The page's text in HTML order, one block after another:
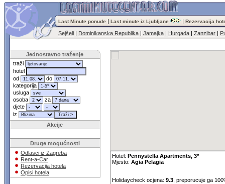
Last Minute ponude | Last minute iz Ljubljane | Rezervacija
Sejšeli | Dominikanska Republika | Jamajka | Hurgada | Zanzibar |
Jednostavno traženje
traži
hotel
od
do
kategorija
usluga
osoba
za
djete
iz
Akcije
Druge mogućnosti
Odlasci iz Zagreba
Rent-a-Car
Rezervacija hotela
Opisi hotela
Hotel: Pennystella Apartments, 3*
Mjesto: Agia Pelagia
Holidaycheck ocjena: 9.3, preporucuje ga